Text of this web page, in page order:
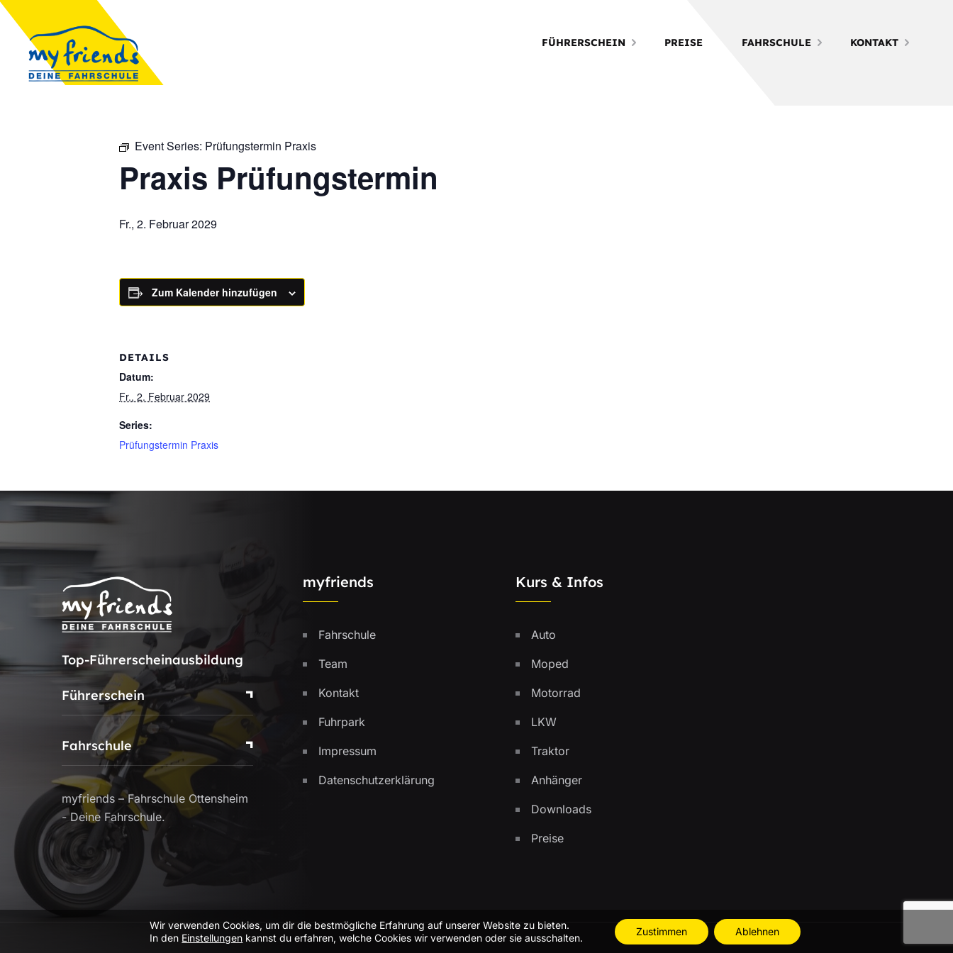
FÜHRERSCHEIN PREISE FAHRSCHULE KONTAKT
Event Series: Prüfungstermin Praxis
Praxis Prüfungstermin
Fr., 2. Februar 2029
Zum Kalender hinzufügen
DETAILS
Datum:
Fr., 2. Februar 2029
Series:
Prüfungstermin Praxis
Top-Führerscheinausbildung
Führerschein
Fahrschule
myfriends – Fahrschule Ottensheim
- Deine Fahrschule.
myfriends
Fahrschule
Team
Kontakt
Fuhrpark
Impressum
Datenschutzerklärung
Kurs & Infos
Auto
Moped
Motorrad
LKW
Traktor
Anhänger
Downloads
Preise
Wir verwenden Cookies, um dir die bestmögliche Erfahrung auf unserer Website zu bieten.
In den Einstellungen kannst du erfahren, welche Cookies wir verwenden oder sie ausschalten.
Zustimmen Ablehnen